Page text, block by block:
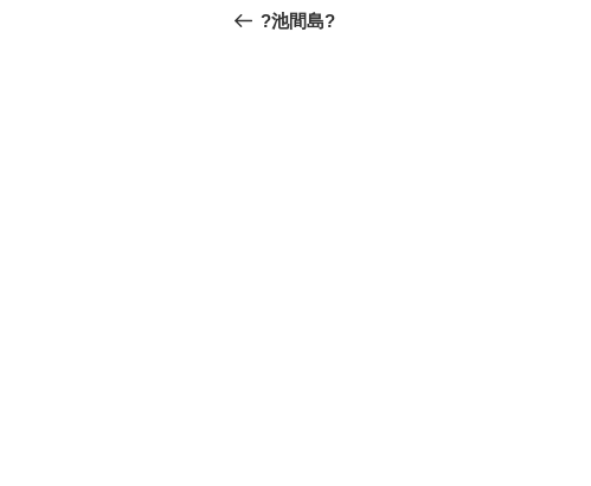
稿
の
?池間島?